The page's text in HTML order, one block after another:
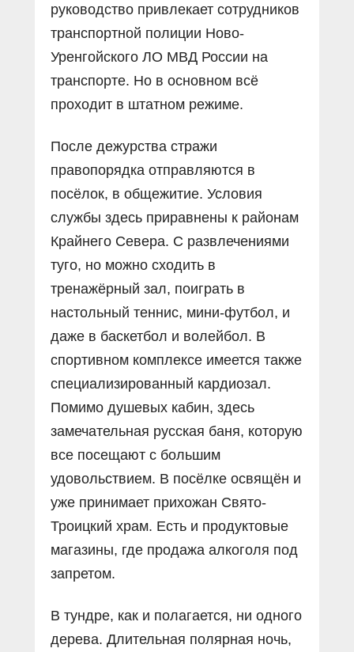
руководство привлекает сотрудников
транспортной полиции Ново-
Уренгойского ЛО МВД России на
транспорте. Но в основном всё
проходит в штатном режиме.
После дежурства стражи
правопорядка отправляются в
посёлок, в общежитие. Условия
службы здесь приравнены к районам
Крайнего Севера. С развлечениями
туго, но можно сходить в
тренажёрный зал, поиграть в
настольный теннис, мини-футбол, и
даже в баскетбол и волейбол. В
спортивном комплексе имеется также
специализированный кардиозал.
Помимо душевых кабин, здесь
замечательная русская баня, которую
все посещают с большим
удовольствием. В посёлке освящён и
уже принимает прихожан Свято-
Троицкий храм. Есть и продуктовые
магазины, где продажа алкоголя под
запретом.
В тундре, как и полагается, ни одного
дерева. Длительная полярная ночь,